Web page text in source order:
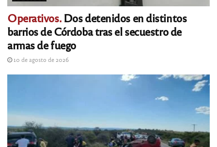
Operativos.Dos detenidos en distintos
barrios de Córdoba tras el secuestro de
armas de fuego
10 de agosto de 2026